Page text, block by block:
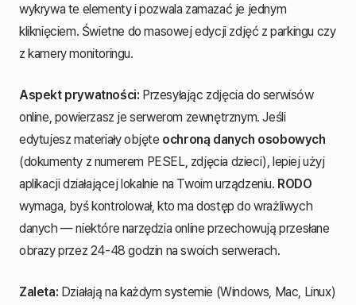
wykrywa te elementy i pozwala zamazać je jednym
kliknięciem. Świetne do masowej edycji zdjęć z parkingu czy
z kamery monitoringu.
Aspekt prywatności: Przesyłając zdjęcia do serwisów
online, powierzasz je serwerom zewnętrznym. Jeśli
edytujesz materiały objęte ochroną danych osobowych
(dokumenty z numerem PESEL, zdjęcia dzieci), lepiej użyj
aplikacji działającej lokalnie na Twoim urządzeniu. RODO
wymaga, byś kontrolował, kto ma dostęp do wrażliwych
danych — niektóre narzędzia online przechowują przesłane
obrazy przez 24-48 godzin na swoich serwerach.
Zaleta: Działają na każdym systemie (Windows, Mac, Linux)